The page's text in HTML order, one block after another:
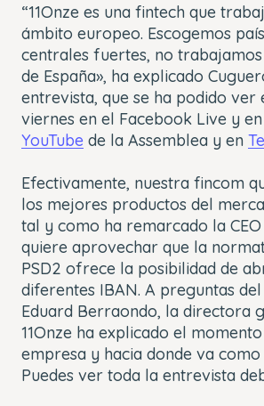
“11Onze es una fintech que
ámbito europeo. Escogemos
centrales fuertes, no
de España», ha explicado
entrevista, que se ha podido ver
viernes en el Facebook Live y
YouTube de la Assemblea y en
Efectivamente, nuestra fincom
los mejores productos del
tal y como ha remarcado la CEO
quiere aprovechar que la
PSD2 ofrece la posibilidad de
diferentes IBAN. A preguntas
Eduard Berraondo, la directora
11Onze ha explicado el
empresa y hacia donde va como
Puedes ver toda la entrevista